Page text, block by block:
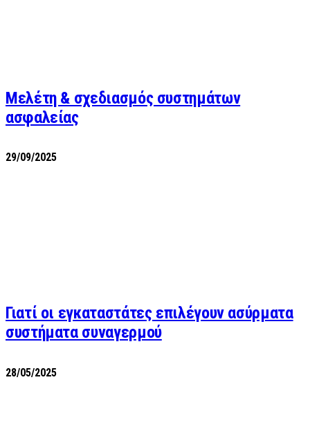
Μελέτη & σχεδιασμός συστημάτων
ασφαλείας
29/09/2025
Γιατί οι εγκαταστάτες επιλέγουν ασύρματα
συστήματα συναγερμού
28/05/2025